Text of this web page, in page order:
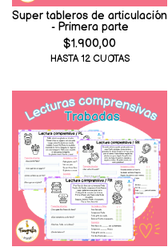
Super tableros de articulación
- Primera parte
$1.900,00
HASTA 12 CUOTAS